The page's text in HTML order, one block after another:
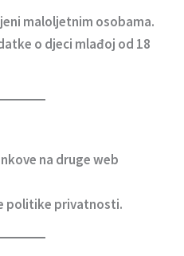
maloljetnim osobama.
o djeci mlađoj od 18
na druge web
politike privatnosti.